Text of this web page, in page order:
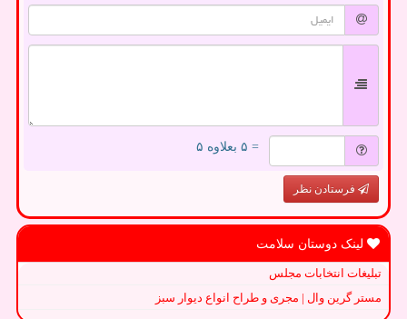
= ۵ بعلاوه ۵
فرستادن نظر
لینک دوستان سلامت
تبلیغات انتخابات مجلس
مستر گرین وال | مجری و طراح انواع دیوار سبز